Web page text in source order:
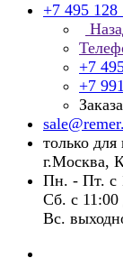
+7 495 128
+7
+7
только
г.Москва,
Пн. - Пт. с
Сб. с 11:00
Вс.